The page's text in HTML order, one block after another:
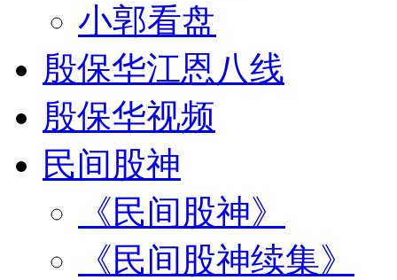
小郭看盘
殷保华江恩八线
殷保华视频
民间股神
《民间股神》
《民间股神续集》